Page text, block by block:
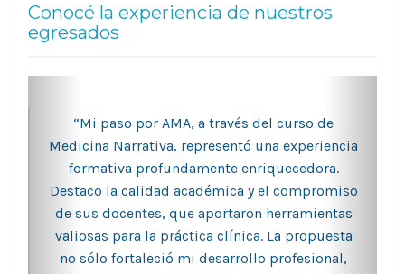
Conocé la experiencia de nuestros
egresados
“Mi paso por AMA, a través del curso de
Medicina Narrativa, representó una experiencia
formativa profundamente enriquecedora.
Destaco la calidad académica y el compromiso
de sus docentes, que aportaron herramientas
valiosas para la práctica clínica. La propuesta
no sólo fortaleció mi desarrollo profesional,